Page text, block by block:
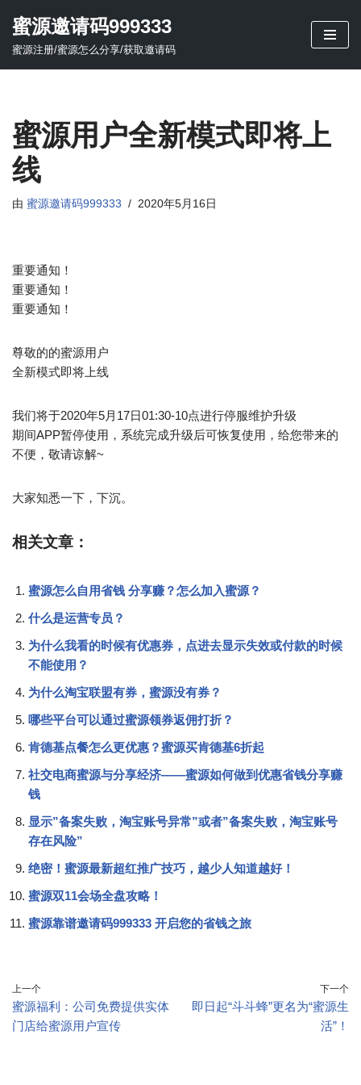
跳
蜜源邀请码999333
蜜源注册/蜜源怎么分享/获取邀请码
蜜源用户全新模式即将上
线
由 蜜源邀请码999333 2020年5月16日
重要通知！
重要通知！
重要通知！
尊敬的的蜜源用户
全新模式即将上线
我们将于2020年5月17日01:30-10点进行停服维护升级
期间APP暂停使用，系统完成升级后可恢复使用，给您带来的
不便，敬请谅解~
大家知悉一下，下沉。
相关文章：
蜜源怎么自用省钱 分享赚？怎么加入蜜源？
什么是运营专员？
为什么我看的时候有优惠券，点进去显示失效或付款的时候
不能使用？
为什么淘宝联盟有券，蜜源没有券？
哪些平台可以通过蜜源领券返佣打折？
肯德基点餐怎么更优惠？蜜源买肯德基6折起
社交电商蜜源与分享经济——蜜源如何做到优惠省钱分享赚
钱
显示”备案失败，淘宝账号异常”或者”备案失败，淘宝账号
存在风险”
绝密！蜜源最新超红推广技巧，越少人知道越好！
蜜源双11会场全盘攻略！
蜜源靠谱邀请码999333 开启您的省钱之旅
上一个
蜜源福利：公司免费提供实体
门店给蜜源用户宣传
下一个
即日起“斗斗蜂”更名为“蜜源生
活”！